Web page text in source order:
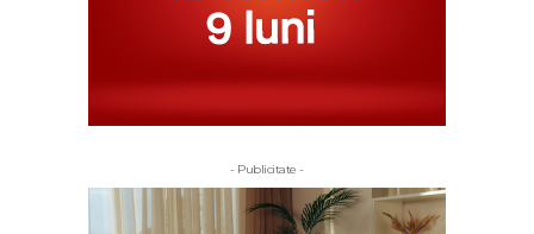
- Publicitate -